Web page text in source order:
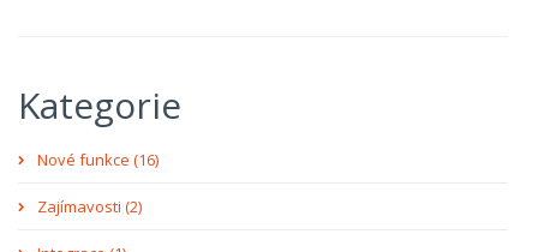
Kategorie
Nové funkce (16)
Zajímavosti (2)